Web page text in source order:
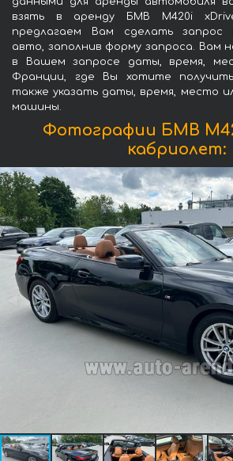
взять в аренду БМВ M420i
предлагаем Вам сделать запрос
авто, заполнив форму запроса. Вам
в Вашем запросе даты, время,
Франции, где Вы хотите
также указать даты, время, место
машины.
Фотографии БМВ
кабриолет: